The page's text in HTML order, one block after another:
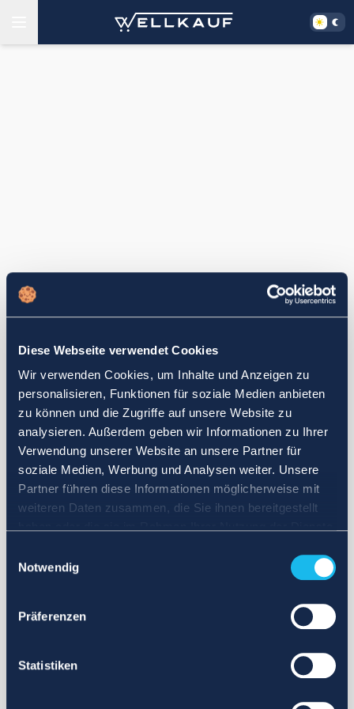
Diese Webseite verwendet Cookies
Wir verwenden Cookies, um Inhalte und Anzeigen zu
personalisieren, Funktionen für soziale Medien anbieten
zu können und die Zugriffe auf unsere Website zu
analysieren. Außerdem geben wir Informationen zu Ihrer
Verwendung unserer Website an unsere Partner für
soziale Medien, Werbung und Analysen weiter. Unsere
Partner führen diese Informationen möglicherweise mit
weiteren Daten zusammen, die Sie ihnen bereitgestellt
Notwendig
Präferenzen
Statistiken